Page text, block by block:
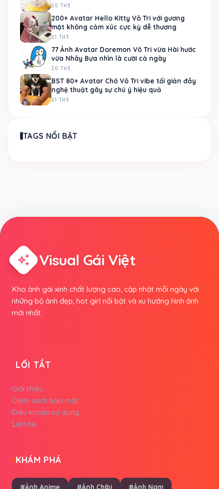
20 TH3
200+ Avatar Hello Kitty Vô Tri với gương
mặt không cảm xúc cực kỳ dễ thương
21 TH3
77 Ảnh Avatar Doremon Vô Tri vừa Hài hước
vừa Nhây Bựa nhìn là cười cả ngày
20 TH3
BST 80+ Avatar Chó Vô Tri vibe tối giản đầy
nghệ thuật gây sự chú ý hiệu quả
21 TH3
TAGS NỔI BẬT
auto_awesome Visual Gái Việt
Kho ảnh gái xinh chất lượng cao, cập nhật mỗi ngày với
những bộ ảnh đẹp, hot girl nổi bật và xu hướng hình ảnh
mới nhất.
LỐI TẮT
Giới thiệu
Chính sách bảo mật
Điều khoản sử dụng
Liên hệ
KHÁM PHÁ
#Ảnh Anime #Ảnh Chibi #Ảnh Nam